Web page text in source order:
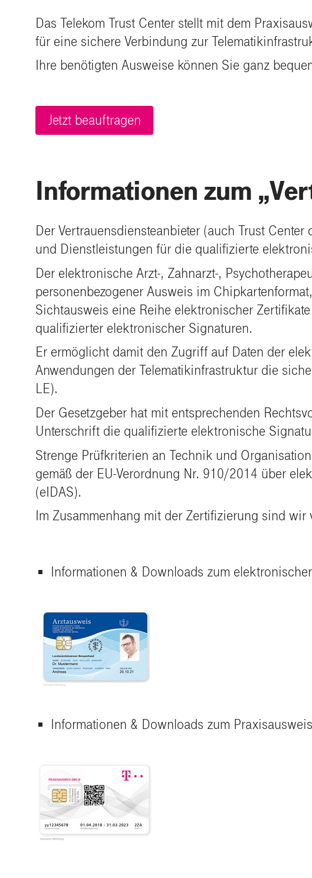
Das Telekom Trust Center stellt mit dem
für eine sichere Verbindung zur
Ihre benötigten Ausweise können Sie ganz
Jetzt beauftragen
Informationen zum
Der Vertrauensdiensteanbieter (auch Trust
und Dienstleistungen für die qualifizierte
Der elektronische Arzt-, Zahnarzt-,
personenbezogener Ausweis im
Sichtausweis eine Reihe elektronischer
qualifizierter elektronischer Signaturen.
Er ermöglicht damit den Zugriff auf Daten der
Anwendungen der Telematikinfrastruktur die
LE).
Der Gesetzgeber hat mit entsprechenden
Unterschrift die qualifizierte elektronische
Strenge Prüfkriterien an Technik und
gemäß der EU-Verordnung Nr. 910/2014 über
(eIDAS).
Im Zusammenhang mit der Zertifizierung sind
Informationen & Downloads zum
Informationen & Downloads zum